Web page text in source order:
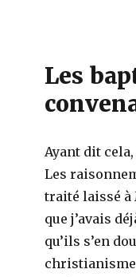
Les
Ayant dit
Les
traité laissé à
que j’avais
qu’ils s’en